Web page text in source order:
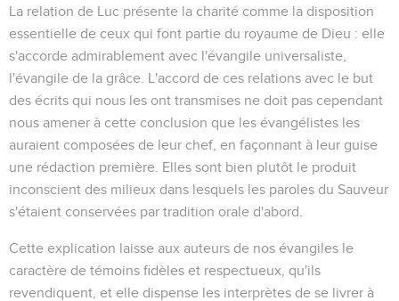
La relation de Luc présente la charité comme la disposition
essentielle de ceux qui font partie du royaume de Dieu : elle
s'accorde admirablement avec l'évangile universaliste,
l'évangile de la grâce. L'accord de ces relations avec le but
des écrits qui nous les ont transmises ne doit pas cependant
nous amener à cette conclusion que les évangélistes les
auraient composées de leur chef, en façonnant à leur guise
une rédaction première. Elles sont bien plutôt le produit
inconscient des milieux dans lesquels les paroles du Sauveur
s'étaient conservées par tradition orale d'abord.
Cette explication laisse aux auteurs de nos évangiles le
caractère de témoins fidèles et respectueux, qu'ils
revendiquent, et elle dispense les interprètes de se livrer à